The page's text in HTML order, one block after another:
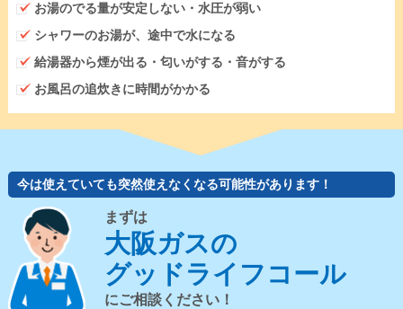
お湯のでる量が安定しない・水圧が弱い
シャワーのお湯が、途中で水になる
給湯器から煙が出る・匂いがする・音がする
お風呂の追炊きに時間がかかる
今は使えていても突然使えなくなる可能性があります！
まずは
大阪ガスの
グッドライフコール
にご相談ください！